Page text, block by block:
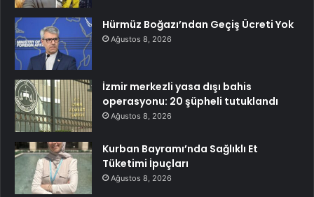
Hürmüz Boğazı’ndan Geçiş Ücreti Yok
Ağustos 8, 2026
İzmir merkezli yasa dışı bahis
operasyonu: 20 şüpheli tutuklandı
Ağustos 8, 2026
Kurban Bayramı’nda Sağlıklı Et
Tüketimi İpuçları
Ağustos 8, 2026